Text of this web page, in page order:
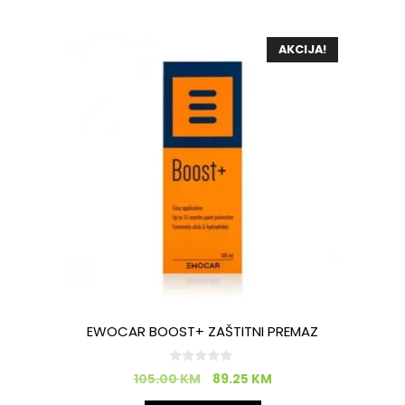
AKCIJA!
EWOCAR BOOST+ ZAŠTITNI PREMAZ
0
o
105.00KM 89.25 KM